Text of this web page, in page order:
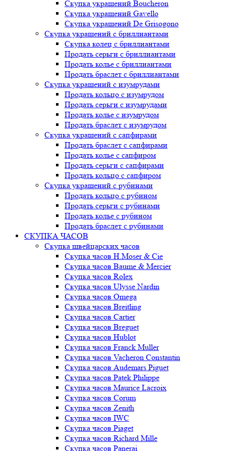
Скупка украшений Boucheron
Скупка украшений Gavello
Скупка украшений De Grisogono
Скупка украшений с бриллиантами
Скупка колец с бриллиантами
Продать серьги с бриллиантами
Продать колье с бриллиантами
Продать браслет с бриллиантами
Скупка украшений с изумрудами
Продать кольцо с изумрудом
Продать серьги с изумрудами
Продать колье с изумрудом
Продать браслет с изумрудом
Скупка украшений с сапфирами
Продать браслет с сапфирами
Продать колье с сапфиром
Продать серьги с сапфирами
Продать кольцо с сапфиром
Скупка украшений с рубинами
Продать кольцо с рубином
Продать серьги с рубинами
Продать колье с рубином
Продать браслет с рубинами
СКУПКА ЧАСОВ
Скупка швейцарских часов
Скупка часов H.Moser & Cie
Скупка часов Baume & Mercier
Скупка часов Rolex
Скупка часов Ulysse Nardin
Скупка часов Omega
Скупка часов Breitling
Скупка часов Cartier
Скупка часов Breguet
Скупка часов Hublot
Скупка часов Franck Muller
Скупка часов Vacheron Constantin
Скупка часов Audemars Piguet
Скупка часов Patek Philippe
Скупка часов Maurice Lacroix
Скупка часов Corum
Скупка часов Zenith
Скупка часов IWC
Скупка часов Piaget
Скупка часов Richard Mille
Скупка часов Panerai